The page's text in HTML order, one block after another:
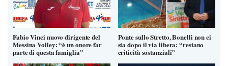
Fabio Vinci nuovo dirigente del
Messina Volley: “è un onore far
parte di questa famiglia”
Ponte sullo Stretto, Bonelli non ci
sta dopo il via libera: “restano
criticità sostanziali”